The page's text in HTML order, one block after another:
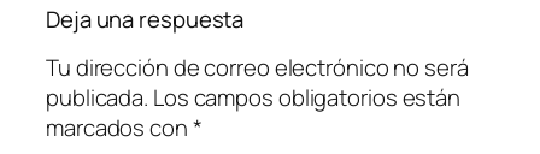
Deja una respuesta
Tu dirección de correo electrónico no será
publicada. Los campos obligatorios están
marcados con*